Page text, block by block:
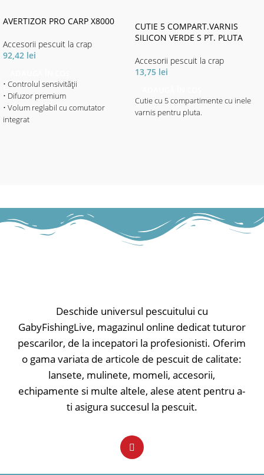
AVERTIZOR PRO CARP X8000
Accesorii pescuit la crap
92,42 lei
• Controlul sensivității
• Difuzor premium
• Volum reglabil cu comutator
integrat
diferit), roșu strălucitor
• Lumina de noapte reglabilă
CUTIE 5 COMPART.VARNIS
SILICON VERDE S PT. PLUTA
Accesorii pescuit la crap
13,75 lei
Cutie cu 5 compartimente cu inele
varnis pentru pluta.
Deschide universul pescuitului cu
GabyFishingLive, magazinul online dedicat tuturor
pescarilor, de la incepatori la profesionisti. Oferim
o gama variata de articole de pescuit de calitate:
lansete, mulinete, momeli, accesorii,
echipamente si multe altele, alese atent pentru a-
ti asigura succesul la pescuit.